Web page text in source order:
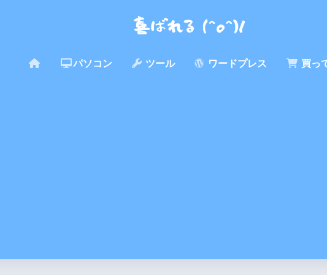
パソコン ツール ワードプレス 買っ